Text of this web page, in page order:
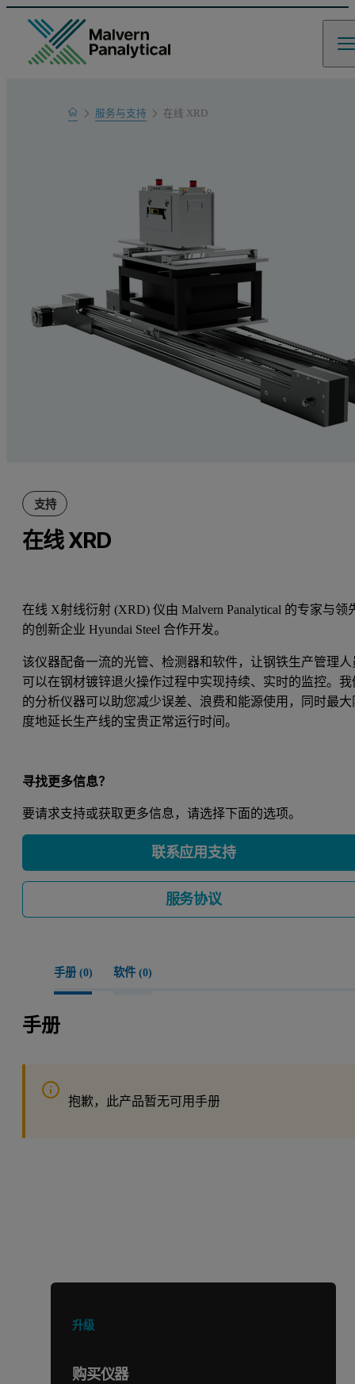
Home服务与支持
产品支持
在线 XRD
支持
在线 XRD
在线 X射线衍射 (XRD) 仪由 Malvern Panalytical 的专家与领
的创新企业 Hyundai Steel 合作开发。
该仪器配备一流的光管、检测器和软件，让钢铁生产管理人
可以在钢材镀锌退火操作过程中实现持续、实时的监控。我
的分析仪器可以助您减少误差、浪费和能源使用，同时最大
度地延长生产线的宝贵正常运行时间。
寻找更多信息？
要请求支持或获取更多信息，请选择下面的选项。
联系应用支持
服务协议
手册 (0) 软件 (0)
手册
抱歉，此产品暂无可用手册
升级
购买仪器